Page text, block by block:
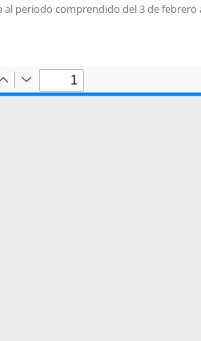
al periodo comprendido del 3 de